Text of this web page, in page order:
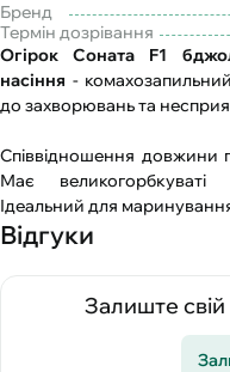
Бренд
Термін дозрівання
Огірок Соната F1
насіння -
до захворювань та
Співвідношення довжини
Має великогорбкуваті
Ідеальний для
Відгуки
Залиште свій